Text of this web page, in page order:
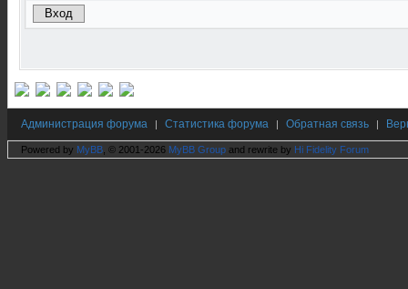
Администрация форума | Статистика форума | Обратная связь |
Powered by MyBB , © 2001-2026 MyBB Group and rewrite by Hi Fidelity Forum